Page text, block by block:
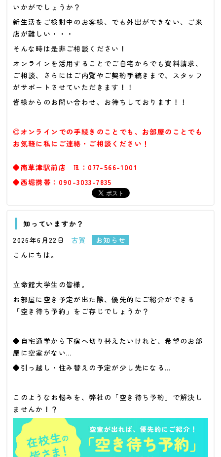
いかがでしょうか？
新生活をご検討中のお客様、でも外出ができない、ご来
店が難しい・・・
そんな時は是非ご相談ください！
オンラインを活用することでご自宅からでも資料請求、
ご相談、さらにはご内覧やご契約手続きまで、スタッフ
がサポートさせていただきます！！
皆様からのお問い合わせ、お待ちしております！！
◎オンラインでの手続きのことでも、お部屋のことでも
お気軽に私にご連絡・ご相談ください！
◆南草津駅前店 ℡：077-566-1001
◆西堀携帯：090-3033-7835
知っていますか？
2026年6月22日
古賀
お知らせ
こんにちは。
立命館大学生の皆様。
お部屋に空き予定が出た際、優先的にご紹介ができる
「空き待ち予約」をご存じでしょうか？
◆自宅通学から下宿へ切り替えたいけれど、希望のお部
屋に空室がない…
◆引っ越し・住み替えの予定が少し先になる…
このようなお悩みを、弊社の「空き待ち予約」で解決し
ませんか！？